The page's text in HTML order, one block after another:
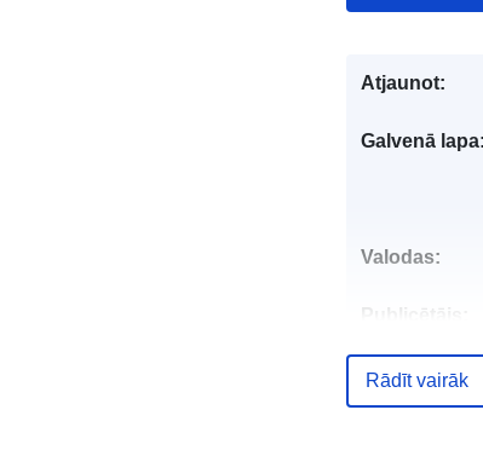
Atjaunot:
Galvenā lapa:
Valodas:
Publicētājs:
Rādīt vairāk